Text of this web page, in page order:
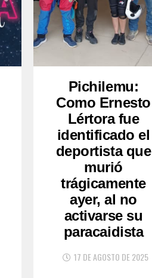
Pichilemu:
Como Ernesto
Lértora fue
identificado el
deportista que
murió
trágicamente
ayer, al no
activarse su
paracaidista
17 DE AGOSTO DE 2025